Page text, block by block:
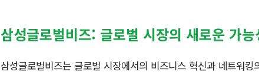
삼성글로벌비즈: 글로벌 시장의 새로운 가능
삼성글로벌비즈는 글로벌 시장에서의 비즈니스 혁신과 네트워